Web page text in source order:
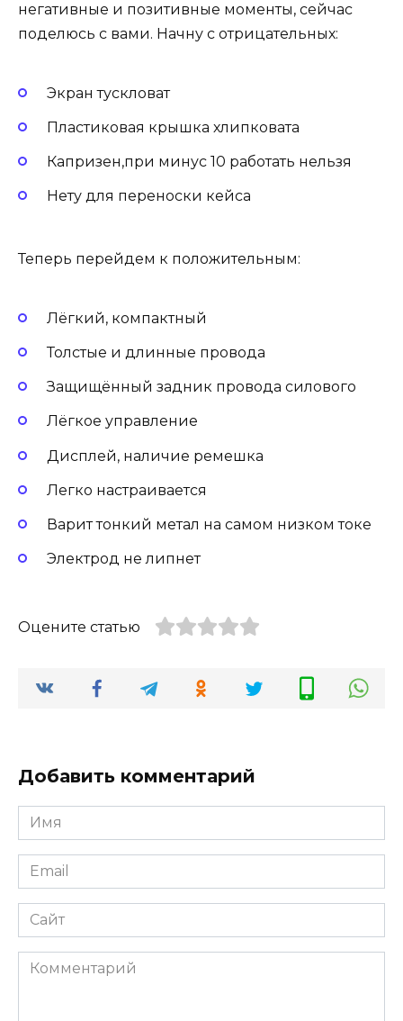
негативные и позитивные моменты, сейчас
поделюсь с вами. Начну с отрицательных:
Экран тускловат
Пластиковая крышка хлипковата
Капризен,при минус 10 работать нельзя
Нету для переноски кейса
Теперь перейдем к положительным:
Лёгкий, компактный
Толстые и длинные провода
Защищённый задник провода силового
Лёгкое управление
Дисплей, наличие ремешка
Легко настраивается
Варит тонкий метал на самом низком токе
Электрод не липнет
Оцените статью
Добавить комментарий
Имя
Email
Сайт
Комментарий